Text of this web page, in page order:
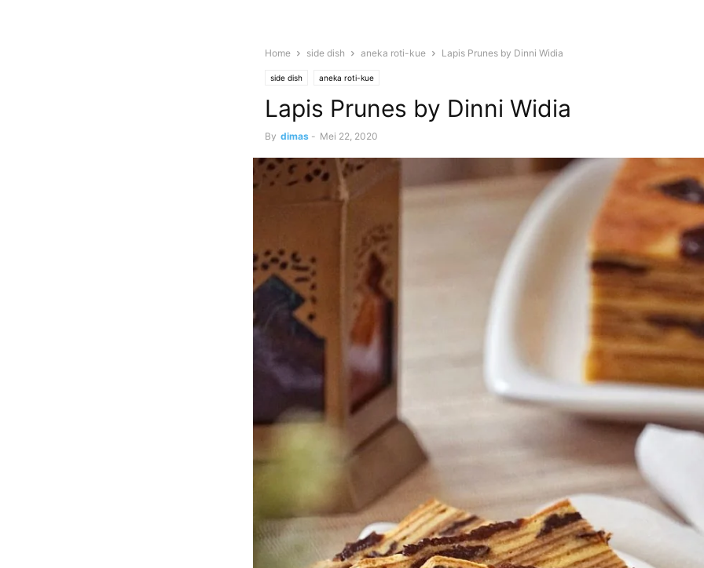
Home side dish aneka roti-kue Lapis Prunes by Dinni Widia
side dish aneka roti-kue
Lapis Prunes by Dinni Widia
By dimas - Mei 22, 2020